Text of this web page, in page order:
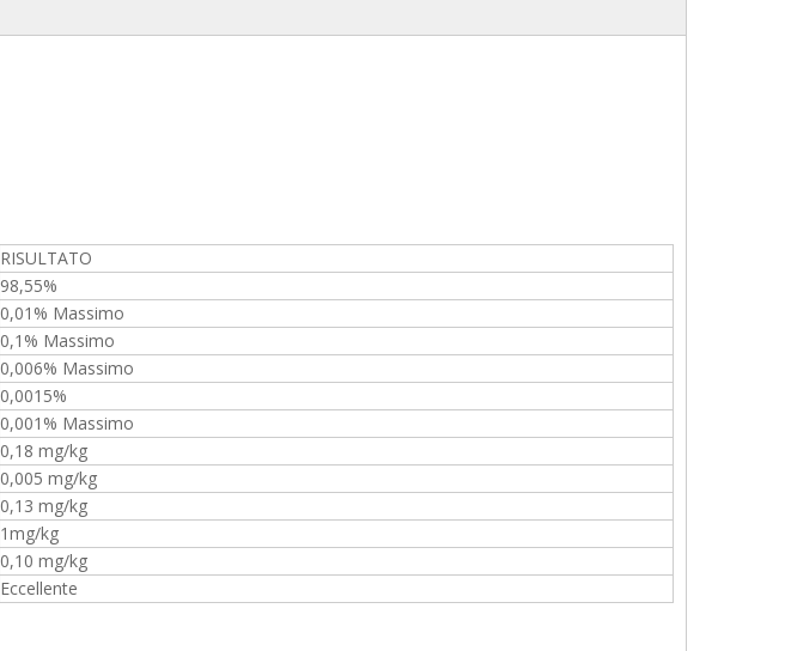
RISULTATO
98,55%
0,01% Massimo
0,1% Massimo
0,006% Massimo
0,0015%
0,001% Massimo
0,18 mg/kg
0,005 mg/kg
0,13 mg/kg
1mg/kg
0,10 mg/kg
Eccellente